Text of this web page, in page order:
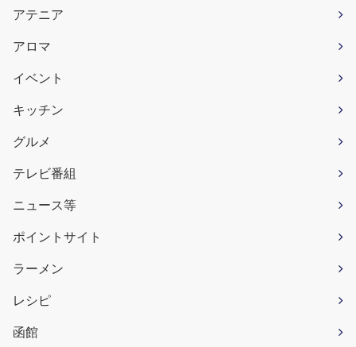
アテニア
アロマ
イベント
キッチン
グルメ
テレビ番組
ニュース等
ポイントサイト
ラーメン
レシピ
函館